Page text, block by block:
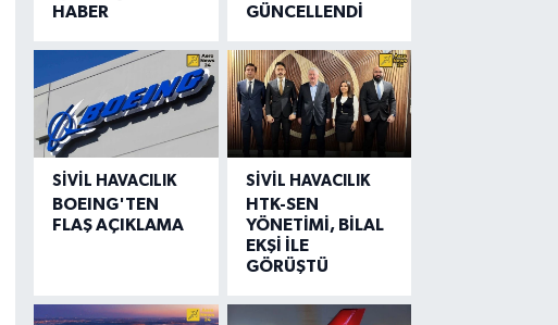
HABER
GÜNCELLENDİ
SIVIL HAVACILIK
BOEING'TEN
FLAŞ AÇIKLAMA
SIVIL HAVACILIK
HTK-SEN
YÖNETİMİ, BİLAL
EKŞİ İLE
GÖRÜŞTÜ